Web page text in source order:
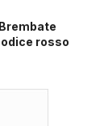
rosso